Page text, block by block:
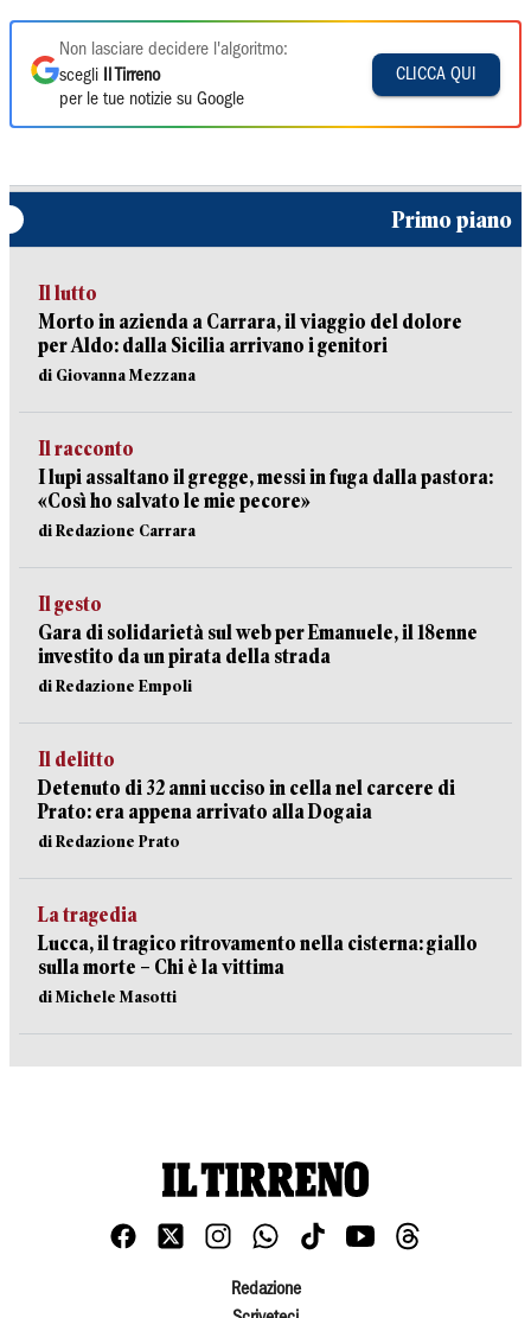
Non lasciare decidere l'algoritmo:
scegli
Il Tirreno
per le tue notizie su Google
CLICCA QUI
Primo piano
Il lutto
Morto in azienda a Carrara, il viaggio del dolore
per Aldo: dalla Sicilia arrivano i genitori
di Giovanna Mezzana
Il racconto
I lupi assaltano il gregge, messi in fuga dalla pastora:
«Così ho salvato le mie pecore»
di Redazione Carrara
Il gesto
Gara di solidarietà sul web per Emanuele, il 18enne
investito da un pirata della strada
di Redazione Empoli
Il delitto
Detenuto di 32 anni ucciso in cella nel carcere di
Prato: era appena arrivato alla Dogaia
di Redazione Prato
La tragedia
Lucca, il tragico ritrovamento nella cisterna: giallo
sulla morte – Chi è la vittima
di Michele Masotti
Redazione